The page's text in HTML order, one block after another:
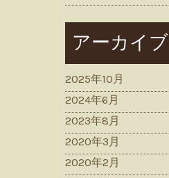
アーカイブ
2025年10月
2024年6月
2023年8月
2020年3月
2020年2月